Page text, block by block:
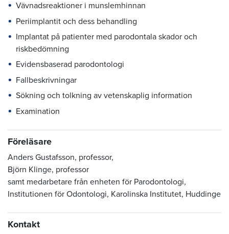
Vävnadsreaktioner i munslemhinnan
Periimplantit och dess behandling
Implantat på patienter med parodontala skador och
riskbedömning
Evidensbaserad parodontologi
Fallbeskrivningar
Sökning och tolkning av vetenskaplig information
Examination
Föreläsare
Anders Gustafsson, professor,
Björn Klinge, professor
samt medarbetare från enheten för Parodontologi,
Institutionen för Odontologi, Karolinska Institutet, Huddinge
Kontakt